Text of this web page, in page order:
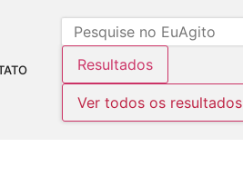
Resultados
Ver todos os resultados